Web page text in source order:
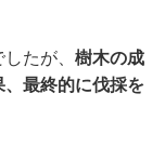
したが、樹木の成
最終的に伐採を